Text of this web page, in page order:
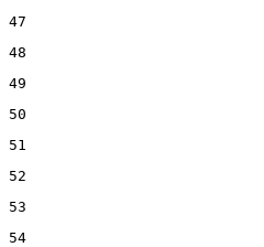
47
48
49
50
51
52
53
54